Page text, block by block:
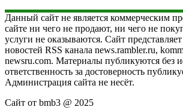
Данный сайт не является коммерческим
сайте ни чего не продают, ни чего не
услуги не оказываются. Сайт
новостей RSS канала news.rambler.ru,
newsru.com. Материалы публикуются без
ответственность за достоверность
Администрация сайта не несёт.
Сайт от bmb3 @ 2025